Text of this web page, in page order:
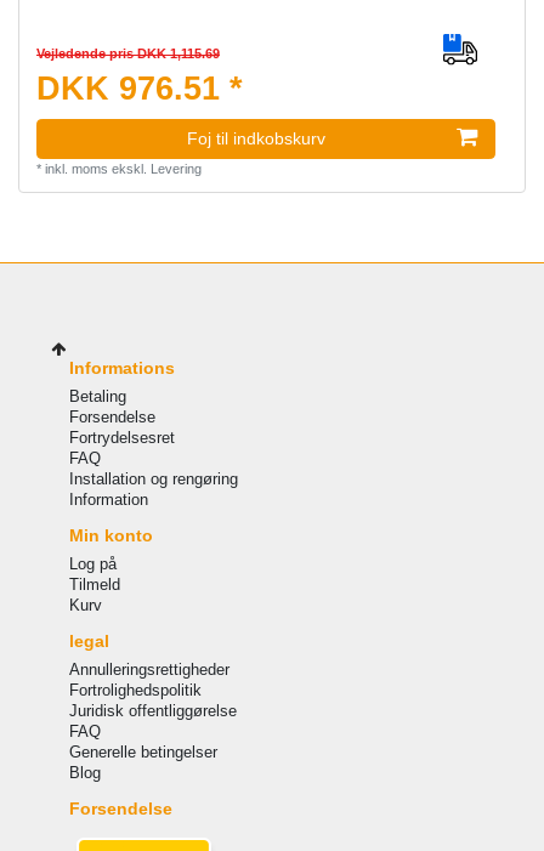
Vejledende pris DKK 1,115.69
DKK 976.51 *
Foj til indkobskurv
* inkl. moms ekskl. Levering
Informations
Betaling
Forsendelse
Fortrydelsesret
FAQ
Installation og rengøring
Information
Min konto
Log på
Tilmeld
Kurv
legal
Annulleringsrettigheder
Fortrolighedspolitik
Juridisk offentliggørelse
FAQ
Generelle betingelser
Blog
Forsendelse